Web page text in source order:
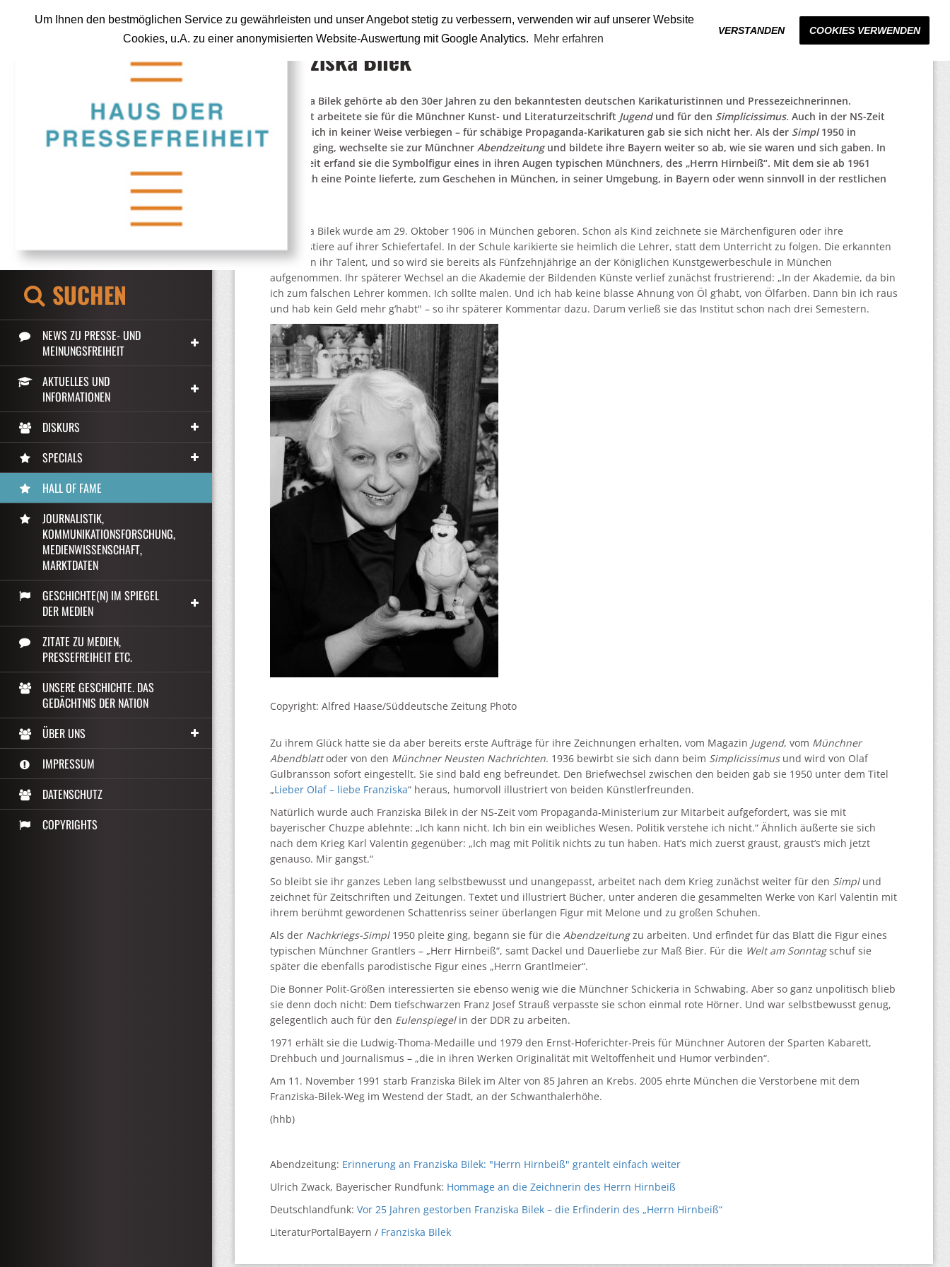
Um Ihnen den bestmöglichen Service zu gewährleisten und unser Angebot stetig zu verbessern, verwenden wir auf unserer Website
Cookies, u.A. zu einer anonymisierten Website-Auswertung mit Google Analytics. Mehr erfahren
VERSTANDEN COOKIES VERWENDEN
SUCHEN
NEWS ZU PRESSE- UND
MEINUNGSFREIHEIT
AKTUELLES UND
INFORMATIONEN
DISKURS
SPECIALS
HALL OF FAME
JOURNALISTIK,
KOMMUNIKATIONSFORSCHUNG,
MEDIENWISSENSCHAFT,
MARKTDATEN
GESCHICHTE(N) IM SPIEGEL
DER MEDIEN
ZITATE ZU MEDIEN,
PRESSEFREIHEIT ETC.
UNSERE GESCHICHTE. DAS
GEDÄCHTNIS DER NATION
ÜBER UNS
IMPRESSUM
DATENSCHUTZ
COPYRIGHTS
Franziska Bilek
Franziska Bilek gehörte ab den 30er Jahren zu den bekanntesten deutschen Karikaturistinnen und Pressezeichnerinnen.
Zunächst arbeitete sie für die Münchner Kunst- und Literaturzeitschrift Jugendund für den Simplicissimus. Auch in der NS-Zeit
ließ sie sich in keiner Weise verbiegen – für schäbige Propaganda-Karikaturen gab sie sich nicht her. Als der Simpl1950 in
Konkurs ging, wechselte sie zur Münchner Abendzeitungund bildete ihre Bayern weiter so ab, wie sie waren und sich gaben. In
dieser Zeit erfand sie die Symbolfigur eines in ihren Augen typischen Münchners, des „Herrn Hirnbeiß“. Mit dem sie ab 1961
tagtäglich eine Pointe lieferte, zum Geschehen in München, in seiner Umgebung, in Bayern oder wenn sinnvoll in der restlichen
Franziska Bilek wurde am 29. Oktober 1906 in München geboren. Schon als Kind zeichnete sie Märchenfiguren oder ihre
Lieblingstiere auf ihrer Schiefertafel. In der Schule karikierte sie heimlich die Lehrer, statt dem Unterricht zu folgen. Die erkannten
immerhin ihr Talent, und so wird sie bereits als Fünfzehnjährige an der Königlichen Kunstgewerbeschule in München
aufgenommen. Ihr späterer Wechsel an die Akademie der Bildenden Künste verlief zunächst frustrierend: „In der Akademie, da bin
ich zum falschen Lehrer kommen. Ich sollte malen. Und ich hab keine blasse Ahnung von Öl g‘habt, von Ölfarben. Dann bin ich raus
und hab kein Geld mehr g‘habt" – so ihr späterer Kommentar dazu. Darum verließ sie das Institut schon nach drei Semestern.
Copyright: Alfred Haase/Süddeutsche Zeitung Photo
Zu ihrem Glück hatte sie da aber bereits erste Aufträge für ihre Zeichnungen erhalten, vom Magazin Jugend, vom Münchner
Abendblattoder von den Münchner Neusten Nachrichten. 1936 bewirbt sie sich dann beim Simplicissimusund wird von Olaf
Gulbransson sofort eingestellt. Sie sind bald eng befreundet. Den Briefwechsel zwischen den beiden gab sie 1950 unter dem Titel
„Lieber Olaf – liebe Franziska“ heraus, humorvoll illustriert von beiden Künstlerfreunden.
Natürlich wurde auch Franziska Bilek in der NS-Zeit vom Propaganda-Ministerium zur Mitarbeit aufgefordert, was sie mit
bayerischer Chuzpe ablehnte: „Ich kann nicht. Ich bin ein weibliches Wesen. Politik verstehe ich nicht.“ Ähnlich äußerte sie sich
nach dem Krieg Karl Valentin gegenüber: „Ich mag mit Politik nichts zu tun haben. Hat’s mich zuerst graust, graust’s mich jetzt
genauso. Mir gangst.“
So bleibt sie ihr ganzes Leben lang selbstbewusst und unangepasst, arbeitet nach dem Krieg zunächst weiter für den Simplund
zeichnet für Zeitschriften und Zeitungen. Textet und illustriert Bücher, unter anderen die gesammelten Werke von Karl Valentin mit
ihrem berühmt gewordenen Schattenriss seiner überlangen Figur mit Melone und zu großen Schuhen.
Als der Nachkriegs-Simpl1950 pleite ging, begann sie für die Abendzeitungzu arbeiten. Und erfindet für das Blatt die Figur eines
typischen Münchner Grantlers – „Herr Hirnbeiß“, samt Dackel und Dauerliebe zur Maß Bier. Für die Welt am Sonntagschuf sie
später die ebenfalls parodistische Figur eines „Herrn Grantlmeier“.
Die Bonner Polit-Größen interessierten sie ebenso wenig wie die Münchner Schickeria in Schwabing. Aber so ganz unpolitisch blieb
sie denn doch nicht: Dem tiefschwarzen Franz Josef Strauß verpasste sie schon einmal rote Hörner. Und war selbstbewusst genug,
gelegentlich auch für den Eulenspiegel in der DDR zu arbeiten.
1971 erhält sie die Ludwig-Thoma-Medaille und 1979 den Ernst-Hoferichter-Preis für Münchner Autoren der Sparten Kabarett,
Drehbuch und Journalismus – „die in ihren Werken Originalität mit Weltoffenheit und Humor verbinden“.
Am 11. November 1991 starb Franziska Bilek im Alter von 85 Jahren an Krebs. 2005 ehrte München die Verstorbene mit dem
Franziska-Bilek-Weg im Westend der Stadt, an der Schwanthalerhöhe.
(hhb)
Abendzeitung: Erinnerung an Franziska Bilek: "Herrn Hirnbeiß" grantelt einfach weiter
Ulrich Zwack, Bayerischer Rundfunk: Hommage an die Zeichnerin des Herrn Hirnbeiß
Deutschlandfunk: Vor 25 Jahren gestorben Franziska Bilek – die Erfinderin des „Herrn Hirnbeiß“
LiteraturPortalBayern / Franziska Bilek